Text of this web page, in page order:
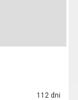
112 dni